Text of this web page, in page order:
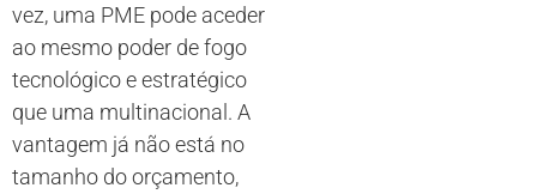
vez, uma PME pode aceder
ao mesmo poder de fogo
tecnológico e estratégico
que uma multinacional. A
vantagem já não está no
tamanho do orçamento,